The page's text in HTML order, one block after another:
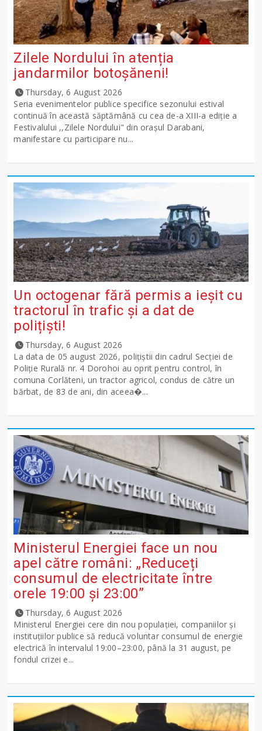
Zilele Nordului în atenția
jandarmilor botoșăneni!
Thursday, 6 August 2026
Seria evenimentelor publice specifice sezonului estival
continuă în această săptămână cu cea de-a XIII-a ediție a
Festivalului ,,Zilele Nordului" din orașul Darabani,
manifestare cu participare nu...
Un octogenar fără permis a ieșit cu
tractorul în trafic și a dat de
polițiști!
Thursday, 6 August 2026
La data de 05 august 2026, polițiștii din cadrul Secției de
Poliție Rurală nr. 4 Dorohoi au oprit pentru control, în
comuna Corlăteni, un tractor agricol, condus de către un
bărbat, de 83 de ani, din aceea�...
Ministerul Energiei face un nou
apel către români: „Reduceți
consumul de electricitate între
orele 19:00 și 23:00”
Thursday, 6 August 2026
Ministerul Energiei cere din nou populației, companiilor și
instituțiilor publice să reducă voluntar consumul de energie
electrică în intervalul 19:00–23:00, până la 31 august, pe
fondul crizei e...